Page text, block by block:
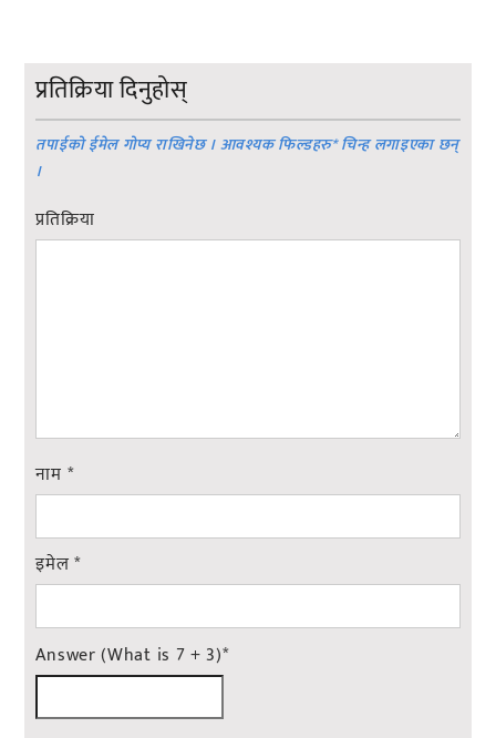
प्रतिक्रिया दिनुहोस्
तपाईको ईमेल गोप्य राखिनेछ । आवश्यक फिल्डहरु*चिन्ह लगाइएका छन्
।
प्रतिक्रिया
नाम *
इमेल*
Answer (What is 7 + 3)*